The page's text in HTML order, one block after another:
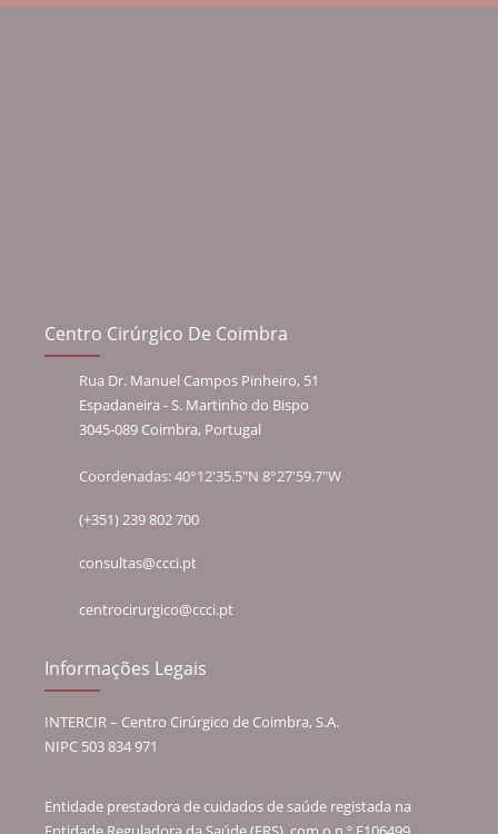
Centro Cirúrgico De Coimbra
Rua Dr. Manuel Campos Pinheiro, 51
Espadaneira - S. Martinho do Bispo
3045-089 Coimbra, Portugal
Coordenadas: 40°12'35.5"N 8°27'59.7"W
(+351) 239 802 700
consultas@ccci.pt
centrocirurgico@ccci.pt
Informações Legais
INTERCIR – Centro Cirúrgico de Coimbra, S.A.
NIPC 503 834 971
Entidade prestadora de cuidados de saúde registada na